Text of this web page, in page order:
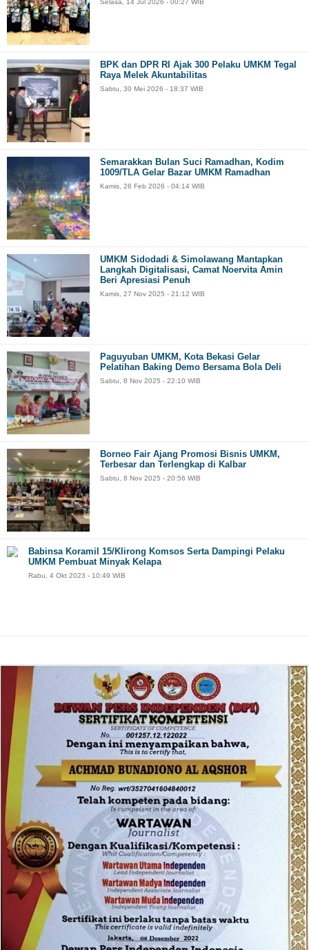
Selasa, 14 Jul 2026 - 00:27 WIB
BPK dan DPR RI Ajak 300 Pelaku UMKM Tegal
Raya Melek Akuntabilitas
Sabtu, 30 Mei 2026 - 18:37 WIB
Semarakkan Bulan Suci Ramadhan, Kodim
1009/TLA Gelar Bazar UMKM Ramadhan
Kamis, 26 Feb 2026 - 04:14 WIB
UMKM Sidodadi & Simolawang Mantapkan
Langkah Digitalisasi, Camat Noervita Amin
Beri Apresiasi Penuh
Kamis, 27 Nov 2025 - 21:12 WIB
Paguyuban UMKM, Kota Bekasi Gelar
Pelatihan Baking Demo Bersama Bola Deli
Sabtu, 8 Nov 2025 - 22:10 WIB
Borneo Fair Ajang Promosi Bisnis UMKM,
Terbesar dan Terlengkap di Kalbar
Sabtu, 8 Nov 2025 - 20:56 WIB
Babinsa Koramil 15/Klirong Komsos Serta Dampingi Pelaku
UMKM Pembuat Minyak Kelapa
Rabu, 4 Okt 2023 - 10:49 WIB